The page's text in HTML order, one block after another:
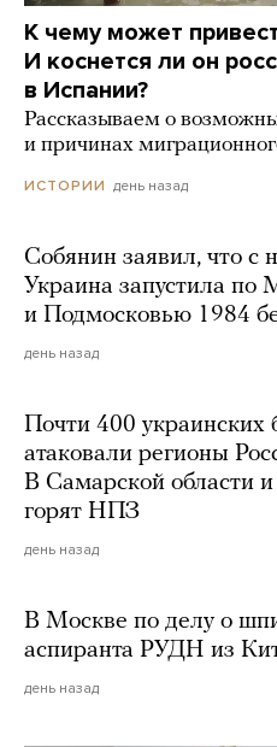
К чему может
И коснется ли он
в Испании?
Рассказываем о
и причинах
ИСТОРИИ день назад
Собянин заявил, что с
Украина запустила по
и Подмосковью 1984
день назад
Почти 400 украинских
атаковали регионы
В Самарской области
горят НПЗ
день назад
В Москве по делу о
аспиранта РУДН из
день назад